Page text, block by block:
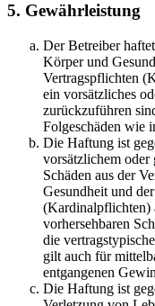
5. Gewährleistung
Der Betreiber
Körper und
Vertragspflichten
ein vorsätzliches
zurückzuführen
Folgeschäden wie
Die Haftung ist
vorsätzlichem oder
Schäden aus der
Gesundheit und
(Kardinalpflichten)
vorhersehbaren
die
gilt auch für
entgangenen
Die Haftung ist